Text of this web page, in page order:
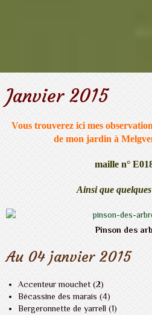
Janvier 2015
Vous trouverez ici mes
de mon jardin à
maille n°
Ainsi que
Pinson des
Au 04 janvier 2015
Accenteur mouchet (2)
Bécassine des marais (4)
Bergeronnette de yarrell (1)